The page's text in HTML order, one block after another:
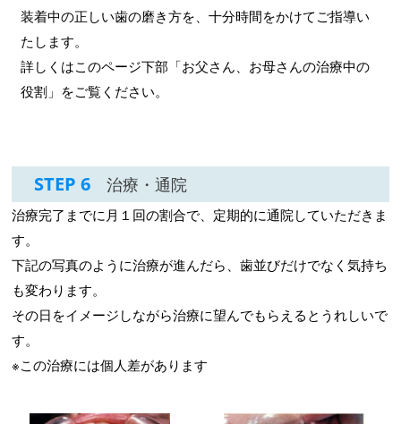
装着中の正しい歯の磨き方を、十分時間をかけてご指導い
たします。
詳しくはこのページ下部「お父さん、お母さんの治療中の
役割」をご覧ください。
STEP 6 治療・通院
治療完了までに月１回の割合で、定期的に通院していただきま
す。
下記の写真のように治療が進んだら、歯並びだけでなく気持ち
も変わります。
その日をイメージしながら治療に望んでもらえるとうれしいで
す。
※この治療には個人差があります